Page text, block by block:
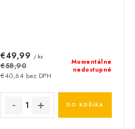
Momentálne
nedostupné
€40,64 bez DPH
€49,99 / ks
€58,90
DO KOŠÍKA